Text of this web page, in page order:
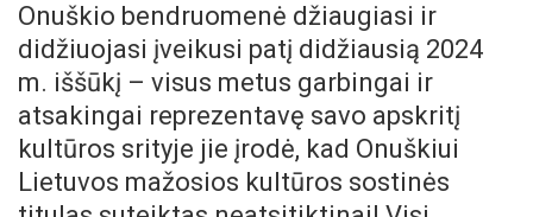
Onuškio bendruomenė džiaugiasi ir
didžiuojasi įveikusi patį didžiausią 2024
m. iššūkį – visus metus garbingai ir
atsakingai reprezentavę savo apskritį
kultūros srityje jie įrodė, kad Onuškiui
Lietuvos mažosios kultūros sostinės